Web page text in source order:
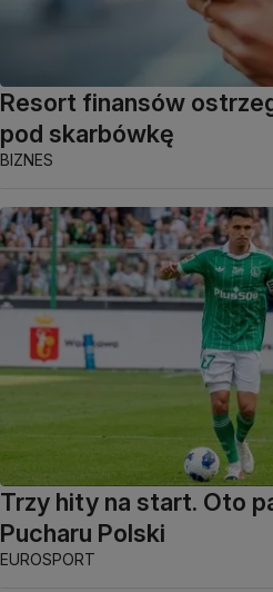
Resort finansów
pod skarbówkę
BIZNES
Trzy hity na start. Oto
Pucharu Polski
EUROSPORT